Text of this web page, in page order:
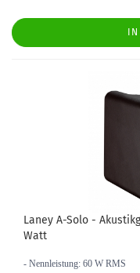
Laney A-Solo -
Watt
- Nennleistung: 60 W RMS